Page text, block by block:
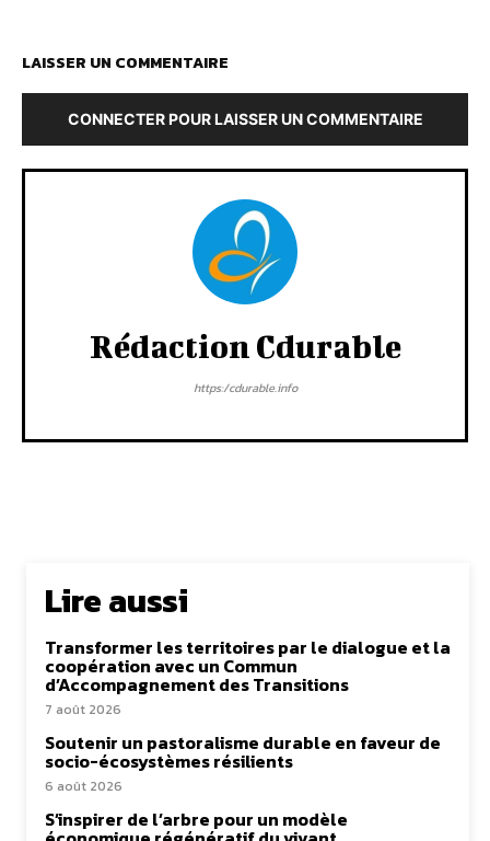
LAISSER UN COMMENTAIRE
CONNECTER POUR LAISSER UN COMMENTAIRE
Rédaction Cdurable
https:/cdurable.info
Lire aussi
Transformer les territoires par le dialogue et la
coopération avec un Commun
d’Accompagnement des Transitions
7 août 2026
Soutenir un pastoralisme durable en faveur de
socio-écosystèmes résilients
6 août 2026
S’inspirer de l’arbre pour un modèle